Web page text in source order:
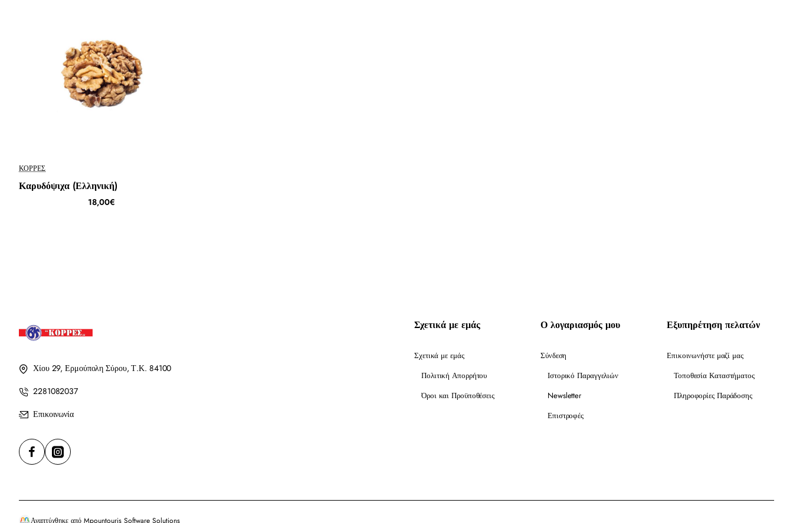
ΚΟΡΡΈΣ
Καρυδόψιχα (Ελληνική)
18,00€
Χίου 29, Ερμούπολη Σύρου, Τ.Κ. 84100
2281082037
Επικοινωνία
Σχετικά με εμάς
Σχετικά με εμάς
Πολιτική Απορρήτου
Όροι και Προϋποθέσεις
Ο λογαριασμός μου
Σύνδεση
Ιστορικό Παραγγελιών
Newsletter
Επιστροφές
Εξυπηρέτηση πελατών
Επικοινωνήστε μαζί μας
Τοποθεσία Καταστήματος
Πληροφορίες Παράδοσης
Αναπτύχθηκε από Mpountouris Software Solutions